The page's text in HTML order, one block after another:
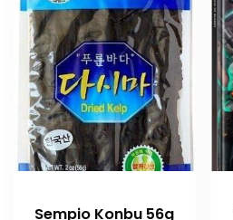
Sempio Konbu 56g